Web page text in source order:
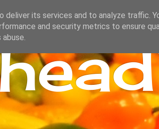
its services and to analyze traffic.
and security metrics to ensure